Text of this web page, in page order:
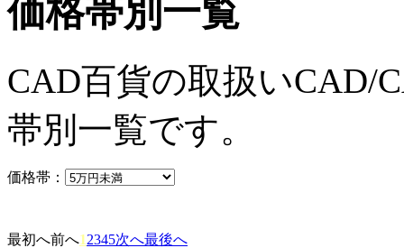
価格帯別一覧
CAD百貨の取扱いCAD/
帯別一覧です。
価格帯：
最初へ前へ12345次へ最後へ